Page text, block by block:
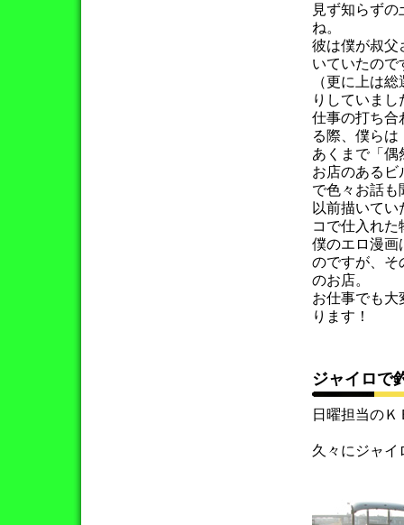
見ず知らず
ね。
彼は僕が叔父
いていたので
（更に上は
りしていまし
仕事の打ち合
る際、僕ら
あくまで「偶
お店のあるビ
で色々お話も
以前描いて
コで仕入れた
僕のエロ漫画
のですが、そ
のお店。
お仕事でも大
ります！
ジャイロで
日曜担当のＫ
久々にジャイ